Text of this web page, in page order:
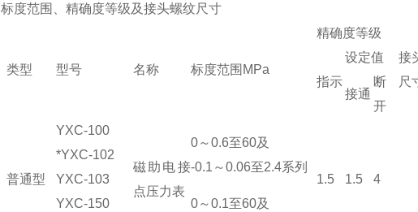
标度范围、精确度等级及接头螺纹尺寸
类型 型号 名称 标度范围MPa
精确度等级
接
尺
指示
设定值
接通
断
开
普通型
YXC-100
*YXC-102
YXC-103
磁助电接
点压力表
0～0.6至60及
-0.1～0.06至2.4系列
1.5
1.5
4
YXC-150
0～0.1至60及